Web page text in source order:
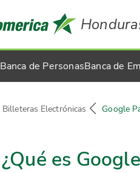
Banca de PersonasBanca de
Google
Billeteras Electrónicas
¿Qué es